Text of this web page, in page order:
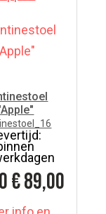
€ 89,00